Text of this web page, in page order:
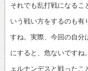
それでも乱打戦になるこ
いう戦い方をするのも有
すね。実際、今回の自分
にすると、危ないですね
ェルナンデスと戦った